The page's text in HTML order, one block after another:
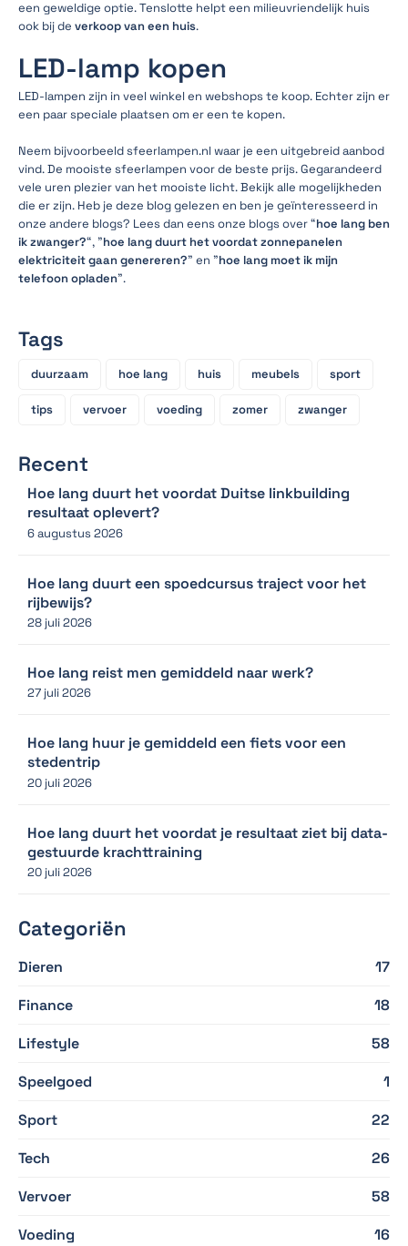
een geweldige optie. Tenslotte helpt een milieuvriendelijk huis
ook bij de verkoop van een huis.
LED-lamp kopen
LED-lampen zijn in veel winkel en webshops te koop. Echter zijn er
een paar speciale plaatsen om er een te kopen.
Neem bijvoorbeeld sfeerlampen.nl waar je een uitgebreid aanbod
vind. De mooiste sfeerlampen voor de beste prijs. Gegarandeerd
vele uren plezier van het mooiste licht. Bekijk alle mogelijkheden
die er zijn. Heb je deze blog gelezen en ben je geïnteresseerd in
onze andere blogs? Lees dan eens onze blogs over “hoe lang ben
ik zwanger?“, "hoe lang duurt het voordat zonnepanelen
elektriciteit gaan genereren?" en "hoe lang moet ik mijn
telefoon opladen".
Tags
duurzaam hoe lang huis meubels sport
tips vervoer voeding zomer zwanger
Recent
Hoe lang duurt het voordat Duitse linkbuilding
resultaat oplevert?
6 augustus 2026
Hoe lang duurt een spoedcursus traject voor het
rijbewijs?
28 juli 2026
Hoe lang reist men gemiddeld naar werk?
27 juli 2026
Hoe lang huur je gemiddeld een fiets voor een
stedentrip
20 juli 2026
Hoe lang duurt het voordat je resultaat ziet bij data-
gestuurde krachttraining
20 juli 2026
Categoriën
Dieren
17
Finance
18
Lifestyle
58
Speelgoed
1
Sport
22
Tech
26
Vervoer
58
Voeding
16